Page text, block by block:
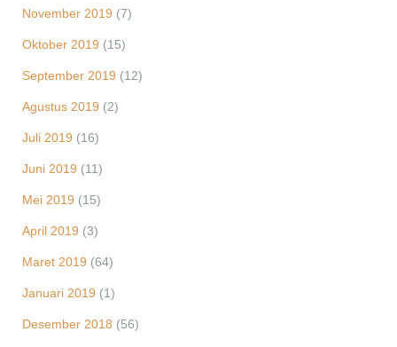
November 2019 (7)
Oktober 2019 (15)
September 2019 (12)
Agustus 2019 (2)
Juli 2019 (16)
Juni 2019 (11)
Mei 2019 (15)
April 2019 (3)
Maret 2019 (64)
Januari 2019 (1)
Desember 2018 (56)